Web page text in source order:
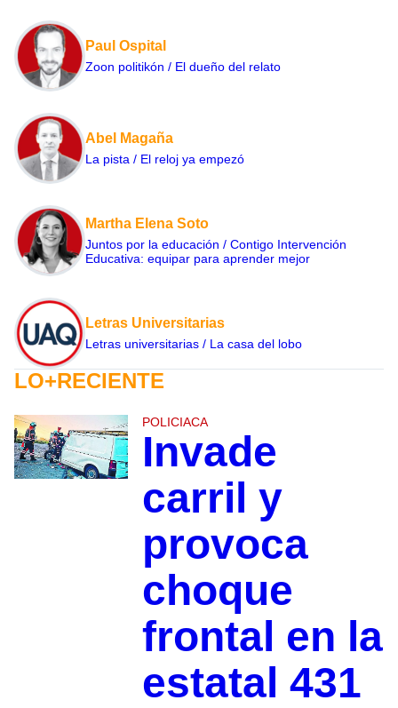
Paul Ospital
Zoon politikón / El dueño del relato
Abel Magaña
La pista / El reloj ya empezó
Martha Elena Soto
Juntos por la educación / Contigo Intervención
Educativa: equipar para aprender mejor
Letras Universitarias
Letras universitarias / La casa del lobo
LO+RECIENTE
POLICIACA
Invade
carril y
provoca
choque
frontal en la
estatal 431